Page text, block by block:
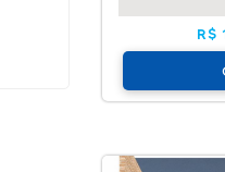
R$